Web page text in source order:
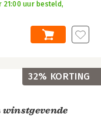
21:00 uur besteld,
winstgevende
32% KORTING